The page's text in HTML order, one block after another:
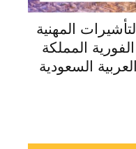
التأشيرات المهنية
الفورية المملكة
العربية السعودية